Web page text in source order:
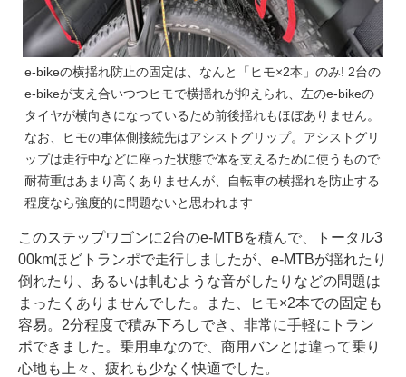
e-bikeの横揺れ防止の固定は、なんと「ヒモ×2本」のみ! 2台の
e-bikeが支え合いつつヒモで横揺れが抑えられ、左のe-bikeの
タイヤが横向きになっているため前後揺れもほぼありません。
なお、ヒモの車体側接続先はアシストグリップ。アシストグリ
ップは走行中などに座った状態で体を支えるために使うもので
耐荷重はあまり高くありませんが、自転車の横揺れを防止する
程度なら強度的に問題ないと思われます
このステップワゴンに2台のe-MTBを積んで、トータル3
00kmほどトランポで走行しましたが、e-MTBが揺れたり
倒れたり、あるいは軋むような音がしたりなどの問題は
まったくありませんでした。また、ヒモ×2本での固定も
容易。2分程度で積み下ろしでき、非常に手軽にトラン
ポできました。乗用車なので、商用バンとは違って乗り
心地も上々、疲れも少なく快適でした。